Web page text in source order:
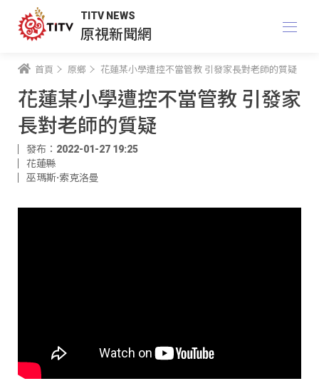
TITV NEWS
原視新聞網
首頁 原鄉 花蓮某小學遭控不當管教 引發家長對老師的質疑
花蓮某小學遭控不當管教 引發家
長對老師的質疑
發布：2022-01-27 19:25
花蓮縣
巫瑪斯·索克洛曼